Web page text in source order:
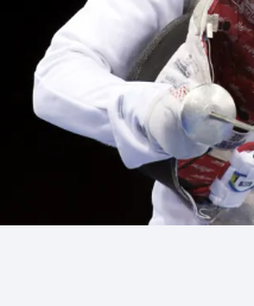
Gymnastika